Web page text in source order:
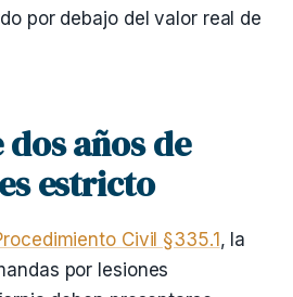
por debajo del valor real de
años de
estricto
Civil §335.1 , la
por lesiones